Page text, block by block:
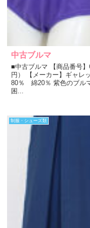
中古ブルマ
■中古ブルマ 【商品番号
円） 【メーカー】ギャレ
80％ 綿20％ 紫色のブル
困...
制服・シューズ類